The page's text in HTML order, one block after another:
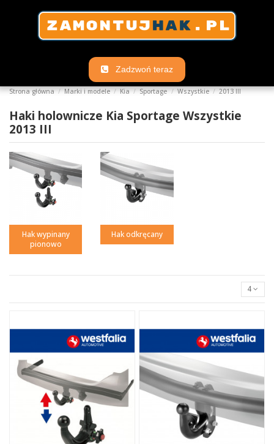
Zadzwoń teraz
Strona główna Marki i modele Kia Sportage Wszystkie 2013 III
Haki holownicze Kia Sportage Wszystkie
2013 III
Hak wypinany
pionowo
Hak odkręcany
4